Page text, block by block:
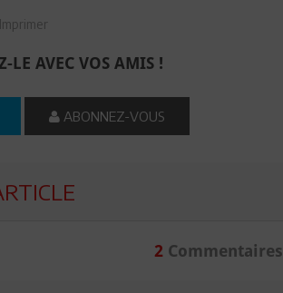
Imprimer
LE AVEC VOS AMIS !
ABONNEZ-VOUS
2Commentaires